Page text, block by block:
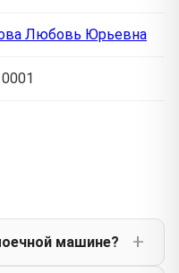
Любовь Юрьевна
машине?